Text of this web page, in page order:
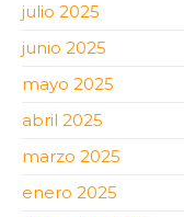
julio 2025
junio 2025
mayo 2025
abril 2025
marzo 2025
enero 2025